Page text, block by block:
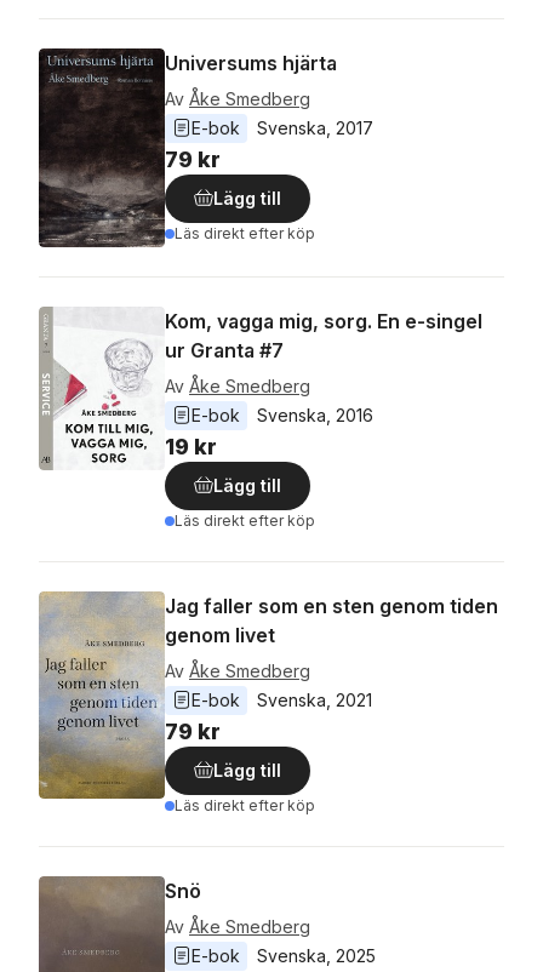
Universums hjärta
Av Åke Smedberg
E-bok
Svenska 2017
79 kr
Lägg till
Läs direkt efter köp
Kom, vagga mig, sorg. En e-singel
ur Granta #7
Av Åke Smedberg
E-bok
Svenska 2016
19 kr
Lägg till
Läs direkt efter köp
Jag faller som en sten genom tiden
genom livet
Av Åke Smedberg
E-bok
Svenska 2021
79 kr
Lägg till
Läs direkt efter köp
Snö
Av Åke Smedberg
E-bok
Svenska 2025